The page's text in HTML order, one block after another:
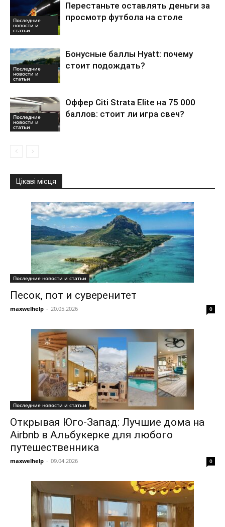
Последние
новости и
статьи
Перестаньте оставлять деньги за
просмотр футбола на столе
Последние
новости и
статьи
Бонусные баллы Hyatt: почему
стоит подождать?
Последние
новости и
статьи
Оффер Citi Strata Elite на 75 000
баллов: стоит ли игра свеч?
Цікаві місця
Последние новости и статьи
Песок, пот и суверенитет
maxwelhelp - 20.05.2026 0
Последние новости и статьи
Открывая Юго-Запад: Лучшие дома на
Airbnb в Альбукерке для любого
путешественника
maxwelhelp - 09.04.2026 0